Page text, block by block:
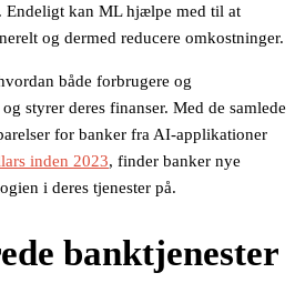
Endeligt kan ML hjælpe med til at
og dermed reducere omkostninger.
både forbrugere og
styrer deres finanser. Med de samlede
for banker fra AI-applikationer
inden 2023, finder banker nye
i deres tjenester på.
banktjenester